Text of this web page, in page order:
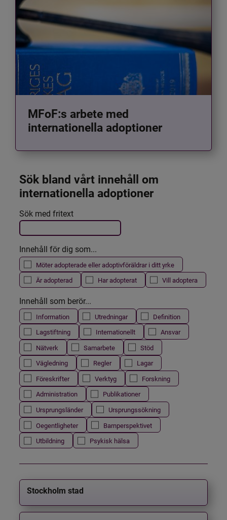
MFoF:s arbete med
internationella adoptioner
Sök bland vårt innehåll om
internationella adoptioner
Filtrera resultatet
Det här formuläret postas automatiskt
Sök med fritext
Innehåll för dig som...
Möter adopterade eller adoptivföräldrar i ditt yrke
Är adopterad
Har adopterat Vill adoptera
Innehåll som berör...
Information Utredningar
Definition
Lagstiftning
Internationellt
Ansvar
Nätverk
Samarbete
Stöd
Vägledning
Regler
Lagar
Föreskrifter
Verktyg
Forskning
Administration
Publikationer
Ursprungsländer
Ursprungssökning
Oegentligheter
Barnperspektivet
Utbildning
Psykisk hälsa
Stockholm stad